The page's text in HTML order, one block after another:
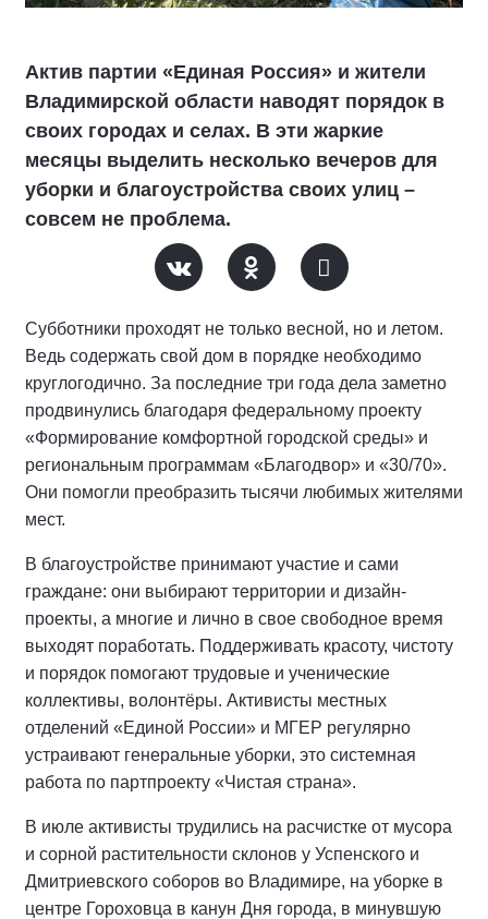
Актив партии «Единая Россия» и жители
Владимирской области наводят порядок в
своих городах и селах. В эти жаркие
месяцы выделить несколько вечеров для
уборки и благоустройства своих улиц –
совсем не проблема.
Субботники проходят не только весной, но и летом.
Ведь содержать свой дом в порядке необходимо
круглогодично. За последние три года дела заметно
продвинулись благодаря федеральному проекту
«Формирование комфортной городской среды» и
региональным программам «Благодвор» и «30/70».
Они помогли преобразить тысячи любимых жителями
мест.
В благоустройстве принимают участие и сами
граждане: они выбирают территории и дизайн-
проекты, а многие и лично в свое свободное время
выходят поработать. Поддерживать красоту, чистоту
и порядок помогают трудовые и ученические
коллективы, волонтёры. Активисты местных
отделений «Единой России» и МГЕР регулярно
устраивают генеральные уборки, это системная
работа по партпроекту «Чистая страна».
В июле активисты трудились на расчистке от мусора
и сорной растительности склонов у Успенского и
Дмитриевского соборов во Владимире, на уборке в
центре Гороховца в канун Дня города, в минувшую